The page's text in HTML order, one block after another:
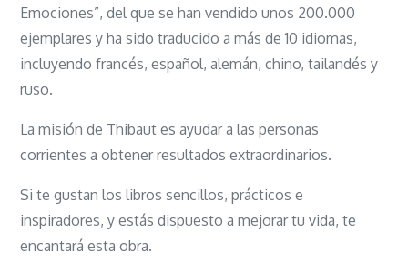
Emociones”, del que se han vendido unos 200.000
ejemplares y ha sido traducido a más de 10 idiomas,
incluyendo francés, español, alemán, chino, tailandés y
ruso.
La misión de Thibaut es ayudar a las personas
corrientes a obtener resultados extraordinarios.
Si te gustan los libros sencillos, prácticos e
inspiradores, y estás dispuesto a mejorar tu vida, te
encantará esta obra.